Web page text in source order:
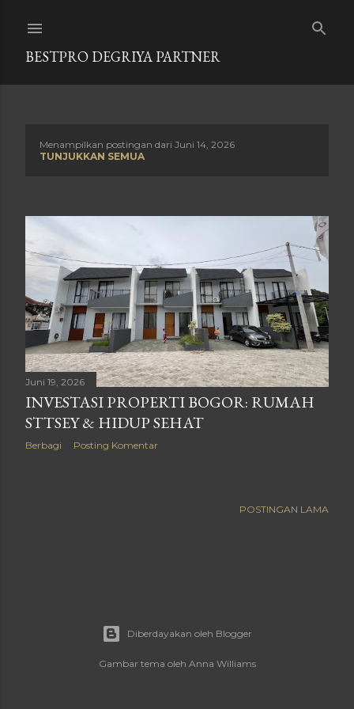
BESTPRO DEGRIYA PARTNER
s
t
i
n
g
a
n
Menampilkan postingan dari Juni 14, 2026
TUNJUKKAN SEMUA
Juni 19, 2026
INVESTASI PROPERTI BOGOR: RUMAH
STTSEY & HIDUP SEHAT
Berbagi Posting Komentar
POSTINGAN LAMA
Diberdayakan oleh Blogger
Gambar tema oleh Anna Williams